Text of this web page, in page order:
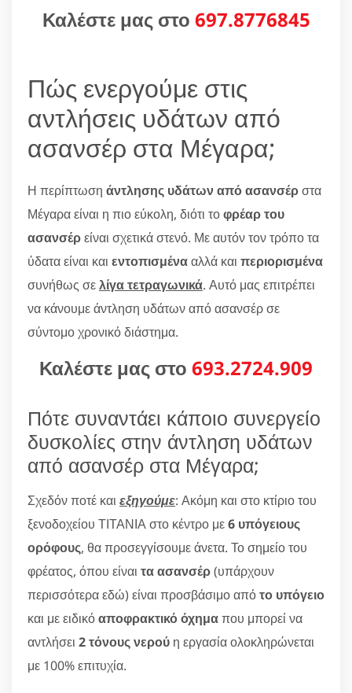
Καλέστε μας στο 697.8776845
Πώς ενεργούμε στις
αντλήσεις υδάτων από
ασανσέρ στα Μέγαρα;
Η περίπτωση άντλησης υδάτων από ασανσέρστα
Μέγαρα είναι η πιο εύκολη, διότι τοφρέαρ του
ασανσέρείναι σχετικά στενό. Με αυτόν τον τρόπο τα
ύδατα είναι και εντοπισμένααλλά και περιορισμένα
συνήθως σελίγα τετραγωνικά. Αυτό μας επιτρέπει
να κάνουμε άντληση υδάτων από ασανσέρ σε
σύντομο χρονικό διάστημα.
Καλέστε μας στο 693.2724.909
Πότε συναντάει κάποιο συνεργείο
δυσκολίες στην άντληση υδάτων
από ασανσέρ στα Μέγαρα;
Σχεδόν ποτέ και εξηγούμε: Ακόμη και στο κτίριο του
ξενοδοχείου ΤΙΤΑΝΙΑ στο κέντρο με6 υπόγειους
ορόφους, θα προσεγγίσουμε άνετα. Το σημείο του
φρέατος, όπου είναι τα ασανσέρ(υπάρχουν
περισσότερα εδώ) είναι προσβάσιμο απότο υπόγειο
και με ειδικόαποφρακτικό όχημαπου μπορεί να
αντλήσει 2 τόνους νερού η εργασία ολοκληρώνεται
με 100% επιτυχία.